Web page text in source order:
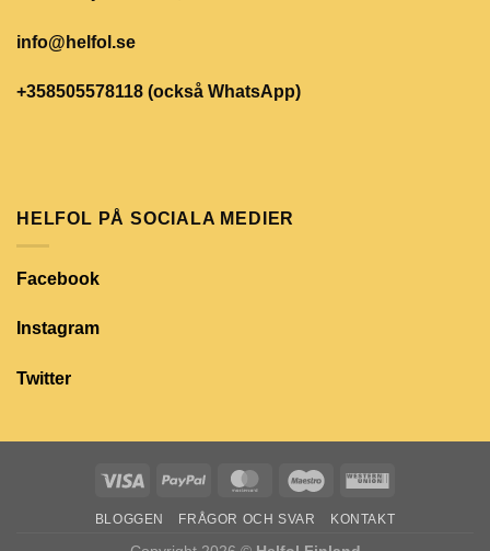
info@helfol.se
+358505578118 (också WhatsApp)
HELFOL PÅ SOCIALA MEDIER
Facebook
Instagram
Twitter
BLOGGEN FRÅGOR OCH SVAR KONTAKT